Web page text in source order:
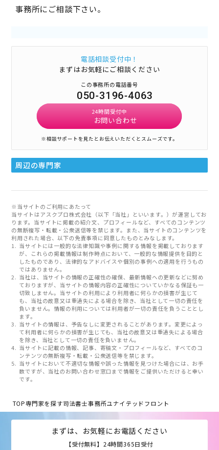
事務所にご相談下さい。
電話相談受付中！
まずはお気軽にご相談ください
この事務所の電話番号
050-3196-4063
24時間受付中
お問い合わせ
※相談サポートを見たとお伝えいただくとスムーズです。
周辺の専門家
※当サイトのご利用にあたって
当サイトはアスクプロ株式会社（以下「当社」といいます。）が運営してお
ります。当サイトに掲載の紹介文、プロフィールなど、すべてのコンテンツ
の無断複写・転載・公衆送信等を禁じます。また、当サイトのコンテンツを
利用された場合、以下の免責事項に同意したものとみなします。
当サイトには一般的な法律知識や事例に関する情報を掲載しております
が、これらの掲載情報は制作時点において、一般的な情報提供を目的と
したものであり、法律的なアドバイスや個別の事例への適用を行うもの
ではありません。
当社は、当サイトの情報の正確性の確保、最新情報への更新などに努め
ておりますが、当サイトの情報内容の正確性についていかなる保証も一
切致しません。当サイトの利用により利用者に何らかの損害が生じて
も、当社の故意又は重過失による場合を除き、当社として一切の責任を
負いません。情報の利用については利用者が一切の責任を負うこととし
ます。
当サイトの情報は、予告なしに変更されることがあります。変更によっ
て利用者に何らかの損害が生じても、当社の故意又は重過失による場合
を除き、当社として一切の責任を負いません。
当サイトに記載の情報、記事、寄稿文・プロフィールなど、すべてのコ
ンテンツの無断複写・転載・公衆送信等を禁じます。
当サイトにおいて不適切な情報や誤った情報を見つけた場合には、お手
数ですが、当社のお問い合わせ窓口まで情報をご提供いただけると幸い
です。
TOP専門家を探す司法書士事務所ユナイテッドフロント
まずは、お気軽にお電話ください
【受付無料】24時間365日受付